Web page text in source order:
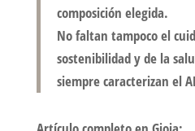
composición elegida.
No faltan tampoco el
sostenibilidad y de la
siempre caracterizan el